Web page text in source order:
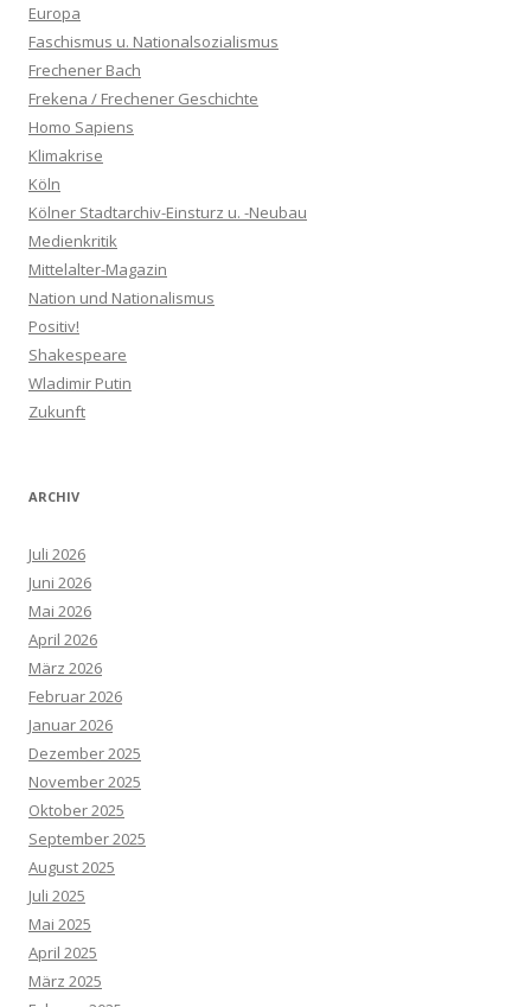
Europa
Faschismus u. Nationalsozialismus
Frechener Bach
Frekena / Frechener Geschichte
Homo Sapiens
Klimakrise
Köln
Kölner Stadtarchiv-Einsturz u. -Neubau
Medienkritik
Mittelalter-Magazin
Nation und Nationalismus
Positiv!
Shakespeare
Wladimir Putin
Zukunft
ARCHIV
Juli 2026
Juni 2026
Mai 2026
April 2026
März 2026
Februar 2026
Januar 2026
Dezember 2025
November 2025
Oktober 2025
September 2025
August 2025
Juli 2025
Mai 2025
April 2025
März 2025